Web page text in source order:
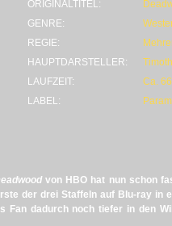
ORIGINALTITEL:
GENRE:
REGIE:
HAUPTDARSTELLER:
LAUFZEIT:
Ca.
LABEL:
von HBO hat nun schon
der drei Staffeln auf Blu-ray in
Fan dadurch noch tiefer in den